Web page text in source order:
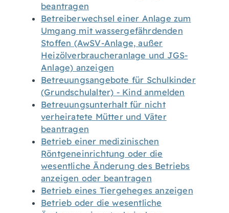
beantragen
Betreiberwechsel einer Anlage zum
Umgang mit wassergefährdenden
Stoffen (AwSV-Anlage, außer
Heizölverbraucheranlage und JGS-
Anlage) anzeigen
Betreuungsangebote für Schulkinder
(Grundschulalter) - Kind anmelden
Betreuungsunterhalt für nicht
verheiratete Mütter und Väter
beantragen
Betrieb einer medizinischen
Röntgeneinrichtung oder die
wesentliche Änderung des Betriebs
anzeigen oder beantragen
Betrieb eines Tiergeheges anzeigen
Betrieb oder die wesentliche